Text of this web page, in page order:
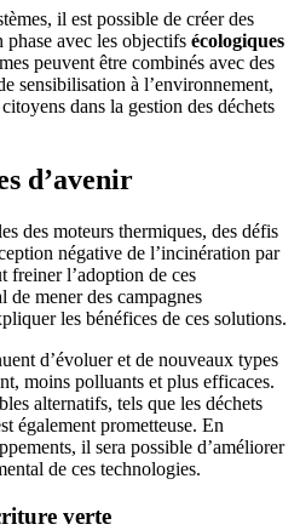
il est possible de créer des
avec les objectifs écologiques
peuvent être combinés avec des
sensibilisation à l’environnement,
dans la gestion des déchets
d’avenir
des moteurs thermiques, des défis
négative de l’incinération par
freiner l’adoption de ces
mener des campagnes
les bénéfices de ces solutions.
d’évoluer et de nouveaux types
moins polluants et plus efficaces.
alternatifs, tels que les déchets
également prometteuse. En
il sera possible d’améliorer
de ces technologies.
verte